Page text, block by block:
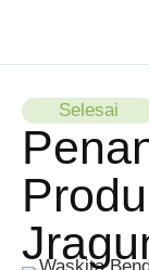
Selesai